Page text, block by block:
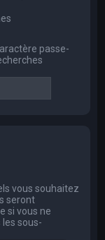
passe-
vous souhaitez
seront
si vous ne
les sous-